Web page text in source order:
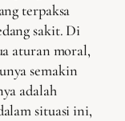
terpaksa
sakit. Di
aturan moral,
semakin
adalah
situasi ini,